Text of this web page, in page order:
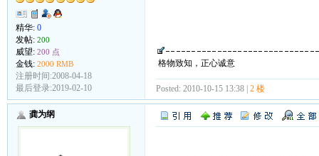
精华: 0
发帖: 200
威望: 200 点
金钱: 2000 RMB
注册时间:2008-04-18
最后登录:2019-02-10
格物致知，正心诚意
Posted: 2010-10-15 13:38 | 2 楼
龚为纲